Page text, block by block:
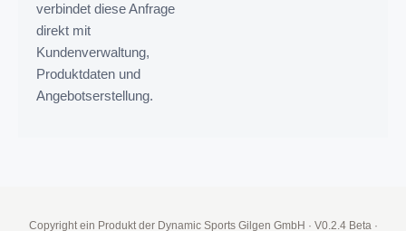
verbindet diese Anfrage
direkt mit
Kundenverwaltung,
Produktdaten und
Angebotserstellung.
Copyright ein Produkt der Dynamic Sports Gilgen GmbH · V0.2.4 Beta·